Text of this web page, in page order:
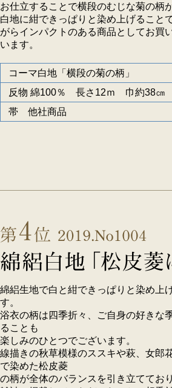
お仕立することで横段のむじな菊の柄
白地に紺できっぱりと染め上げること
がらインパクトのある商品としてお買
います。
コーマ白地「横段の菊の柄」
反物 綿100％ 長さ12ｍ 巾約38㎝
帯 他社商品
綿絽生地で白と紺できっぱりと染め上
す。
浴衣の柄は四季折々、ご自身の好きな
ることも
楽しみのひとつでございます。
線描きの秋草模様のススキや萩、女郎
で染めた松皮菱
の柄が全体のバランスを引き立ててお